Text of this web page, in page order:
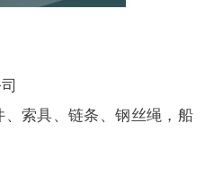
、索具、链条、钢丝绳，船